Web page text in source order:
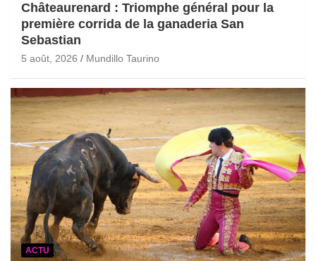
Châteaurenard : Triomphe général pour la
première corrida de la ganaderia San
Sebastian
5 août, 2026 Mundillo Taurino
ACTU